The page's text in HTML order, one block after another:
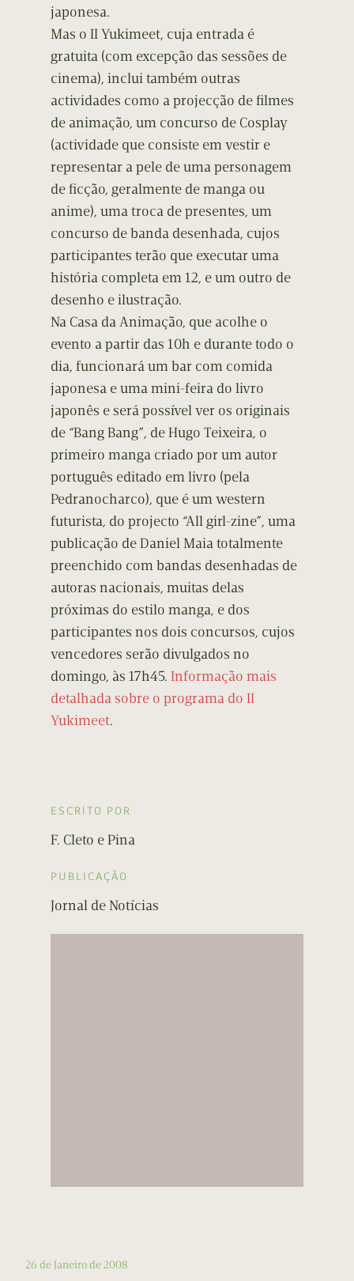
japonesa.
Mas o II Yukimeet, cuja entrada é
gratuita (com excepção das sessões de
cinema), inclui também outras
actividades como a projecção de filmes
de animação, um concurso de Cosplay
(actividade que consiste em vestir e
representar a pele de uma personagem
de ficção, geralmente de manga ou
anime), uma troca de presentes, um
concurso de banda desenhada, cujos
participantes terão que executar uma
história completa em 12, e um outro de
desenho e ilustração.
Na Casa da Animação, que acolhe o
evento a partir das 10h e durante todo o
dia, funcionará um bar com comida
japonesa e uma mini-feira do livro
japonês e será possível ver os originais
de “Bang Bang”, de Hugo Teixeira, o
primeiro manga criado por um autor
português editado em livro (pela
Pedranocharco), que é um western
futurista, do projecto “All girl-zine”, uma
publicação de Daniel Maia totalmente
preenchido com bandas desenhadas de
autoras nacionais, muitas delas
próximas do estilo manga, e dos
participantes nos dois concursos, cujos
vencedores serão divulgados no
domingo, às 17h45. Informação mais
detalhada sobre o programa do II
Yukimeet.
ESCRITO POR
F. Cleto e Pina
PUBLICAÇÃO
Jornal de Notícias
26 de Janeiro de 2008